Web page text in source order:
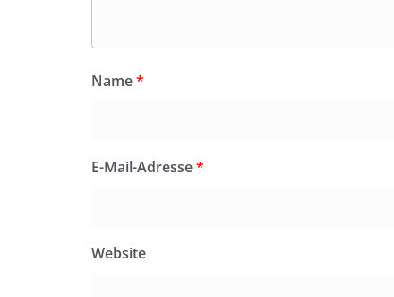
Name*
E-Mail-Adresse*
Website